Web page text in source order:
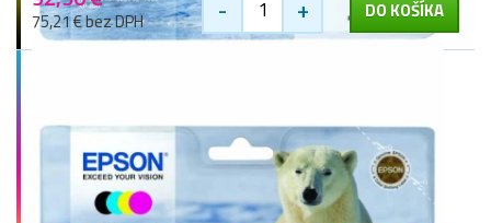
75,21 € bez DPH - + DO KOŠÍKA